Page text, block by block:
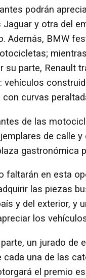
podrán
Jaguar y otra del
Además, BMW
su parte, Renault
vehículos
curvas
de las
de calle
gastronómica
faltarán en esta
las piezas
y del exterior, y
los
un jurado de
cada una de las
el premio